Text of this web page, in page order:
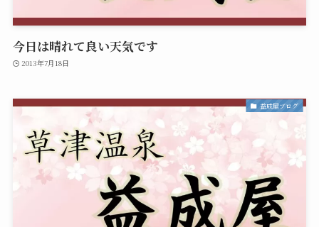
今日は晴れて良い天気です
2013年7月18日
益成屋ブログ